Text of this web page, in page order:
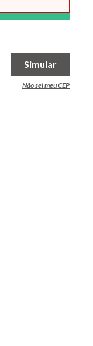
Simular
Não sei meu CEP